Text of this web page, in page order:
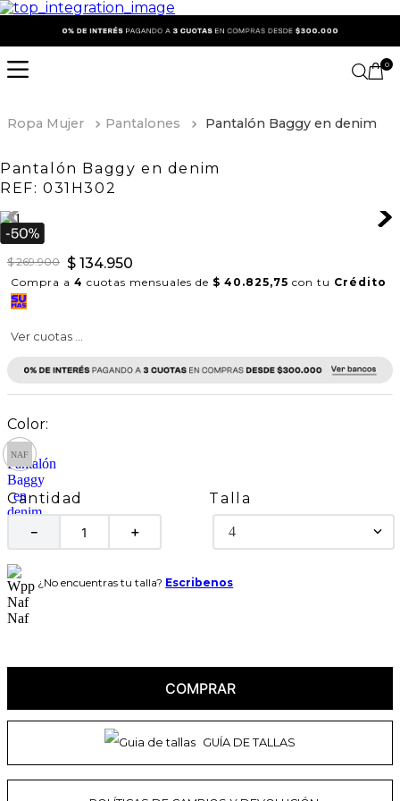
0
Ropa Mujer Pantalones Pantalón Baggy en denim
Pantalón Baggy en denim
REF: 031H302
$ 269.900 $ 134.950
Compra a 4 cuotas mensuales de $ 40.825,75 con tu Crédito
Ver cuotas ...
Cantidad
＋
－
Talla
4
¿No encuentras tu talla? Escribenos
COMPRAR
GUÍA DE TALLAS